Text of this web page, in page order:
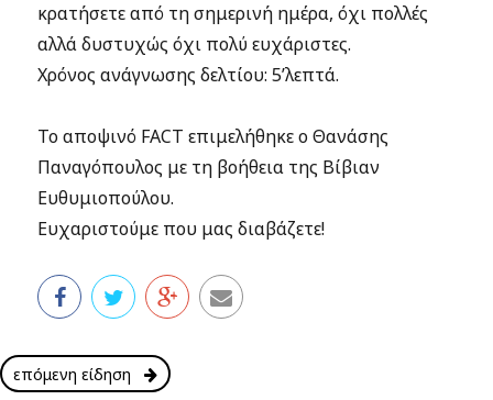
κρατήσετε από τη σημερινή ημέρα, όχι πολλές
αλλά δυστυχώς όχι πολύ ευχάριστες.
Χρόνος ανάγνωσης δελτίου: 5’λεπτά.
Το αποψινό FACT επιμελήθηκε ο Θανάσης
Παναγόπουλος με τη βοήθεια της Βίβιαν
Ευθυμιοπούλου.
Ευχαριστούμε που μας διαβάζετε!
επόμενη είδηση